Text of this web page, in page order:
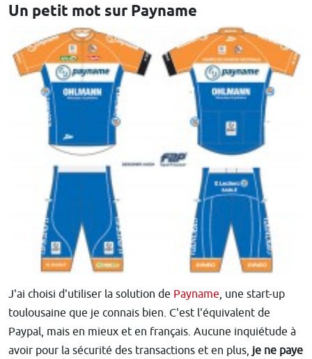
Un petit mot sur Payname
J'ai choisi d'utiliser la solution de Payname, une start-up
toulousaine que je connais bien. C'est l'équivalent de
Paypal, mais en mieux et en français. Aucune inquiétude à
avoir pour la sécurité des transactions et en plus, je ne paye